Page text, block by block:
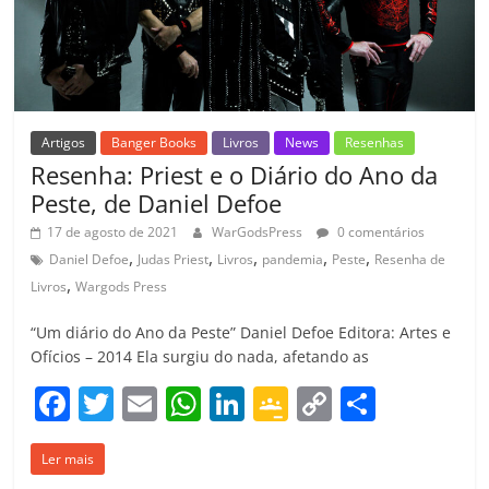
o
m
Artigos Banger Books Livros News Resenhas
Resenha: Priest e o Diário do Ano da
Peste, de Daniel Defoe
17 de agosto de 2021 WarGodsPress
0 comentários
Daniel Defoe, Judas Priest, Livros, pandemia, Peste, Resenha de
Livros,Wargods Press
“Um diário do Ano da Peste” Daniel Defoe Editora: Artes e
Ofícios – 2014 Ela surgiu do nada, afetando as
F
a
c
T E W Li G C
Ler mais